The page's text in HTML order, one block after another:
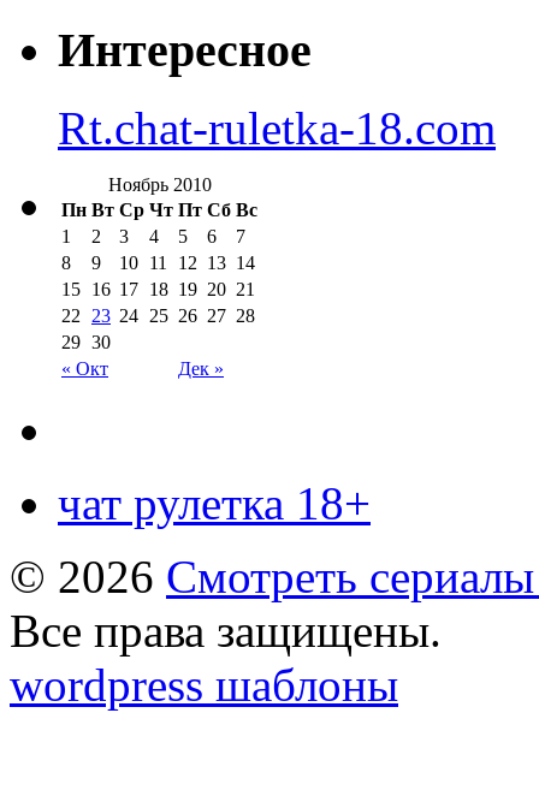
Интересное
Rt.chat-ruletka-18.com
Ноябрь 2010
Пн Вт Ср Чт Пт Сб Вс
« Окт Дек »
1 2 3 4 5 6
7
8
9 10 11 12 13 14
15 16 17 18 19 20 21
22
23 24 25 26 27 28
29 30
чат рулетка 18+
© 2026 Смотреть
Все права защищены.
wordpress шаблоны